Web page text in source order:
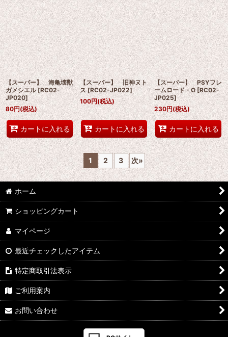
【スーパー】 海亀壊獣
ガメシエル [RC02-
JP020]
80円(税込)
カートに入れる
【スーパー】 旧神ヌト
ス [RC02-JP022]
100円(税込)
カートに入れる
【スーパー】 PSYフレ
ームロード・Ω [RC02-
JP025]
230円(税込)
カートに入れる
1 2 3 次»
ホーム
ショッピングカート
マイページ
最近チェックしたアイテム
特定商取引法表示
ご利用案内
お問い合わせ